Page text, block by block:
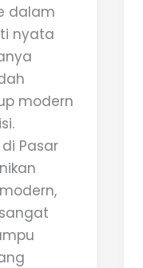
dalam
nyata
modern
Pasar